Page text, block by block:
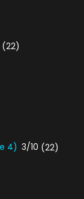
(22)
4) 3/10 (22)